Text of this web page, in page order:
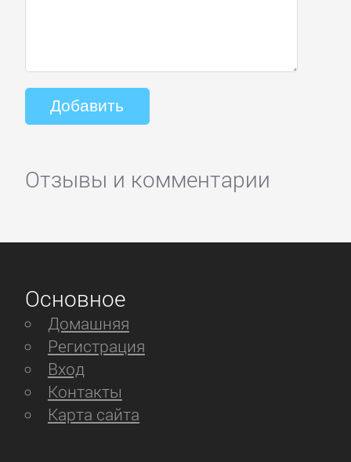
Отзывы и комментарии
Основное
Домашняя
Регистрация
Вход
Контакты
Карта сайта